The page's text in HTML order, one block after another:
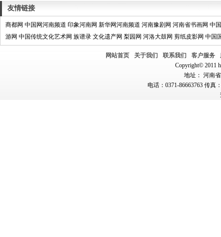
友情链接
商都网 中国网河南频道 印象河南网 新华网河南频道 河南豫剧网 河南省书画网 中
游网 中国传统文化艺术网 族谱录 文化遗产网 梨园网 河洛大鼓网 剪纸皮影网 中国
网站首页 关于我们 联系我们 客户服务
Copyright© 2011
地址： 河南
电话：0371-86663763 传真